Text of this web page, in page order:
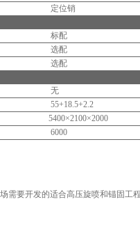
定位销
标配
选配
选配
无
55+18.5+2.2
5400×2100×2000
6000
需要开发的适合高压旋喷和锚固